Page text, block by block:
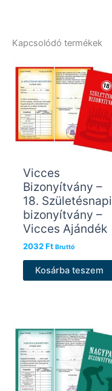
Kapcsolódó termékek
Vicces
Bizonyítvány –
18. Születésnapi
bizonyítvány –
Vicces Ajándék
2032Ft Bruttó
Kosárba teszem